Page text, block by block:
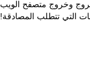
وخروج متصفح الويب
التي تتطلب المصادقة!